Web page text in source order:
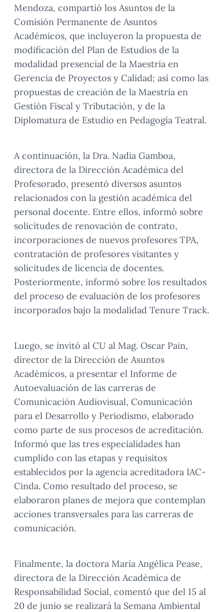
Mendoza, compartió los Asuntos de la
Comisión Permanente de Asuntos
Académicos, que incluyeron la propuesta de
modificación del Plan de Estudios de la
modalidad presencial de la Maestría en
Gerencia de Proyectos y Calidad; así como las
propuestas de creación de la Maestría en
Gestión Fiscal y Tributación, y de la
Diplomatura de Estudio en Pedagogía Teatral.
A continuación, la Dra. Nadia Gamboa,
directora de la Dirección Académica del
Profesorado, presentó diversos asuntos
relacionados con la gestión académica del
personal docente. Entre ellos, informó sobre
solicitudes de renovación de contrato,
incorporaciones de nuevos profesores TPA,
contratación de profesores visitantes y
solicitudes de licencia de docentes.
Posteriormente, informó sobre los resultados
del proceso de evaluación de los profesores
incorporados bajo la modalidad Tenure Track.
Luego, se invitó al CU al Mag. Oscar Pain,
director de la Dirección de Asuntos
Académicos, a presentar el Informe de
Autoevaluación de las carreras de
Comunicación Audiovisual, Comunicación
para el Desarrollo y Periodismo, elaborado
como parte de sus procesos de acreditación.
Informó que las tres especialidades han
cumplido con las etapas y requisitos
establecidos por la agencia acreditadora IAC-
Cinda. Como resultado del proceso, se
elaboraron planes de mejora que contemplan
acciones transversales para las carreras de
comunicación.
Finalmente, la doctora María Angélica Pease,
directora de la Dirección Académica de
Responsabilidad Social, comentó que del 15 al
20 de junio se realizará la Semana Ambiental